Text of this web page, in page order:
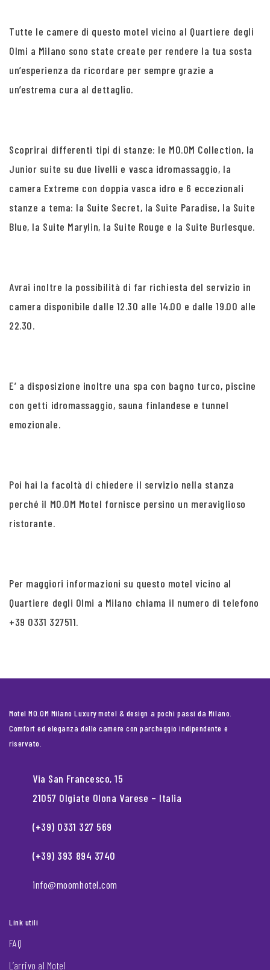
Tutte le camere di questo motel vicino al Quartiere degli
Olmi a Milano sono state create per rendere la tua sosta
un’esperienza da ricordare per sempre grazie a
un’estrema cura al dettaglio.
Scoprirai differenti tipi di stanze: le MO.OM Collection, la
Junior suite su due livelli e vasca idromassaggio, la
camera Extreme con doppia vasca idro e 6 eccezionali
stanze a tema: la Suite Secret, la Suite Paradise, la Suite
Blue, la Suite Marylin, la Suite Rouge e la Suite Burlesque.
Avrai inoltre la possibilità di far richiesta del servizio in
camera disponibile dalle 12.30 alle 14.00 e dalle 19.00 alle
22.30.
E’ a disposizione inoltre una spa con bagno turco, piscine
con getti idromassaggio, sauna finlandese e tunnel
emozionale.
Poi hai la facoltà di chiedere il servizio nella stanza
perché il MO.OM Motel fornisce persino un meraviglioso
ristorante.
Per maggiori informazioni su questo motel vicino al
Quartiere degli Olmi a Milano chiama il numero di telefono
+39 0331 327511.
Motel MO.OM Milano Luxury motel & design a pochi passi da Milano.
Comfort ed eleganza delle camere con parcheggio indipendente e
riservato.
Via San Francesco, 15
21057 Olgiate Olona Varese – Italia
(+39) 0331 327 569
(+39) 393 894 3740
info@moomhotel.com
Link utili
FAQ
L’arrivo al Motel